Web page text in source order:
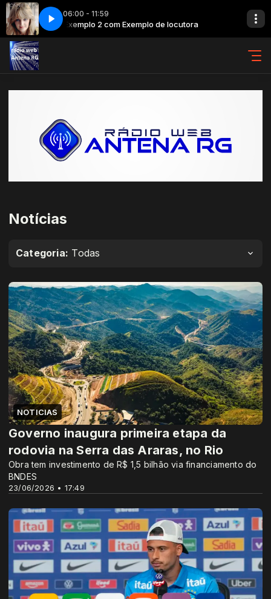
06:00 - 11:59
Exemplo 2 com Exemplo de locutora
Bonnie Tyler - It's a Heartache
Notícias
Categoria: Todas
NOTICIAS
23/06/2026 • 17:49
Governo inaugura primeira etapa da
rodovia na Serra das Araras, no Rio
Obra tem investimento de R$ 1,5 bilhão via financiamento do
BNDES